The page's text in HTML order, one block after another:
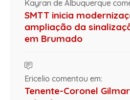
Kayran de Albuquerque
SMTT inicia
ampliação da
em Brumado
Ericelio comentou em:
Tenente-Coronel